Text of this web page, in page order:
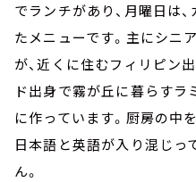
でランチがあり、月曜日は
たメニューです。主にシニ
が、近くに住むフィリピン
ド出身で霧が丘に暮らすラ
に作っています。厨房の中
日本語と英語が入り混じっ
ん。